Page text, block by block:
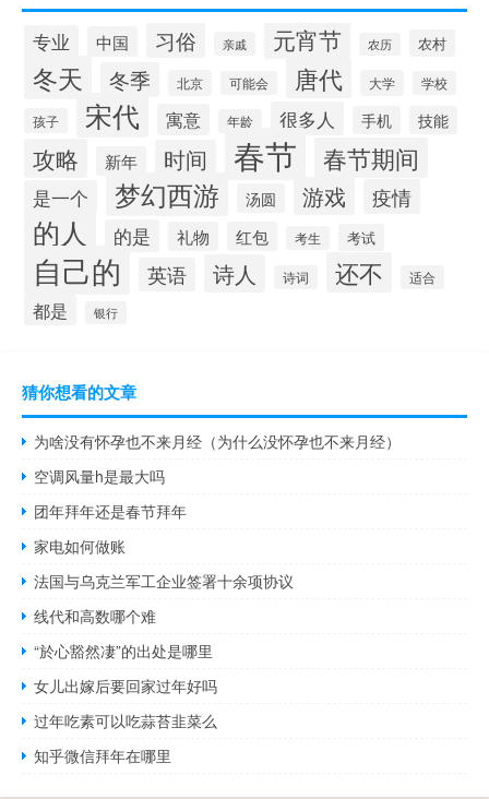
专业 中国 习俗 亲戚 元宵节 农历 农村
冬天 冬季 北京 可能会 唐代 大学 学校
孩子 宋代 寓意 年龄 很多人 手机 技能
攻略 新年 时间 春节 春节期间
是一个 梦幻西游 汤圆 游戏 疫情
的人 的是 礼物 红包 考生 考试
自己的 英语 诗人 诗词 还不 适合
都是 银行
猜你想看的文章
为啥没有怀孕也不来月经（为什么没怀孕也不来月经）
空调风量h是最大吗
团年拜年还是春节拜年
家电如何做账
法国与乌克兰军工企业签署十余项协议
线代和高数哪个难
“於心豁然凄”的出处是哪里
女儿出嫁后要回家过年好吗
过年吃素可以吃蒜苔韭菜么
知乎微信拜年在哪里